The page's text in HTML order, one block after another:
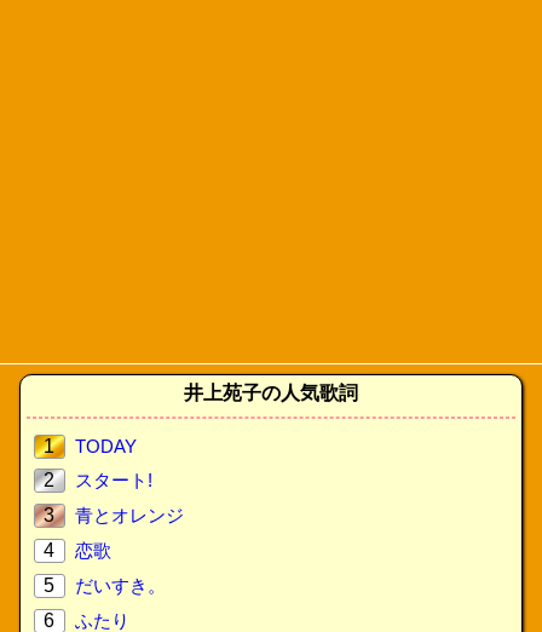
井上苑子の人気歌詞
1
TODAY
2
スタート!
3
青とオレンジ
4
恋歌
5
だいすき。
6
ふたり